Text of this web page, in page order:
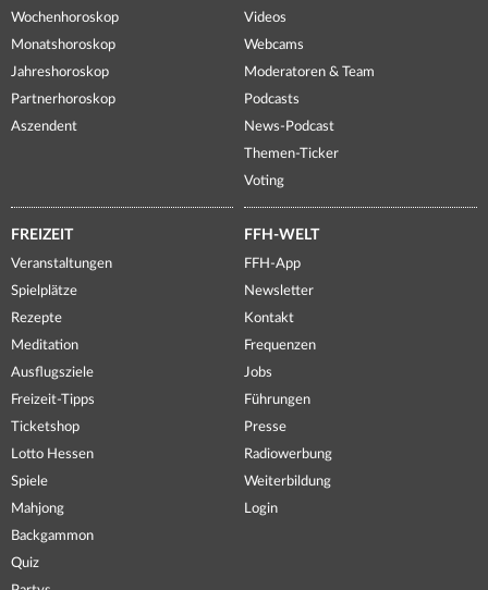
Wochenhoroskop
Monatshoroskop
Jahreshoroskop
Partnerhoroskop
Aszendent
Videos
Webcams
Moderatoren & Team
Podcasts
News-Podcast
Themen-Ticker
Voting
FREIZEIT
Veranstaltungen
Spielplätze
Rezepte
Meditation
Ausflugsziele
Freizeit-Tipps
Ticketshop
Lotto Hessen
Spiele
Mahjong
Backgammon
Quiz
FFH-WELT
FFH-App
Newsletter
Kontakt
Frequenzen
Jobs
Führungen
Presse
Radiowerbung
Weiterbildung
Login